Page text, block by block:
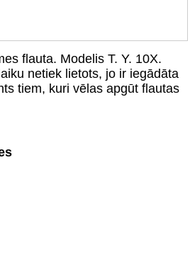
flauta. Modelis T. Y. 10X.
netiek lietots, jo ir iegādāta
tiem, kuri vēlas apgūt flautas